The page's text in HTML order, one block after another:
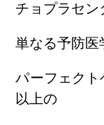
チョプラセン
単なる予防医
パーフェク
以上の